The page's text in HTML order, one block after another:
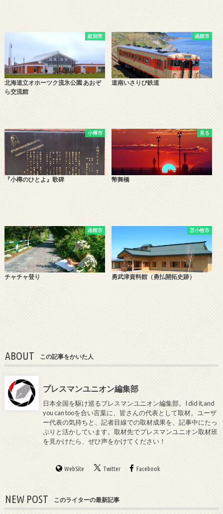
紋別市
北海道立オホーツク流氷公園 あおぞ
ら交流館
函館市
道南いさりび鉄道
小樽市
『小樽のひとよ』歌碑
見る
幣舞橋
函館市
チャチャ登り
苫小牧市
勇武津資料館（勇払開拓史跡）
ABOUT この記事をかいた人
プレスマンユニオン編集部
日本全国を駆け巡るプレスマンユニオン編集部。I did it,and
you can tooを合い言葉に、皆さんの代表として取材。ユーザ
ー代表の気持ちと、記者目線での取材成果を、記事中にたっ
ぷりと活かしています。取材先でプレスマンユニオン取材班
を見かけたら、ぜひ声をかけてください！
WebSite Twitter Facebook
NEW POST このライターの最新記事